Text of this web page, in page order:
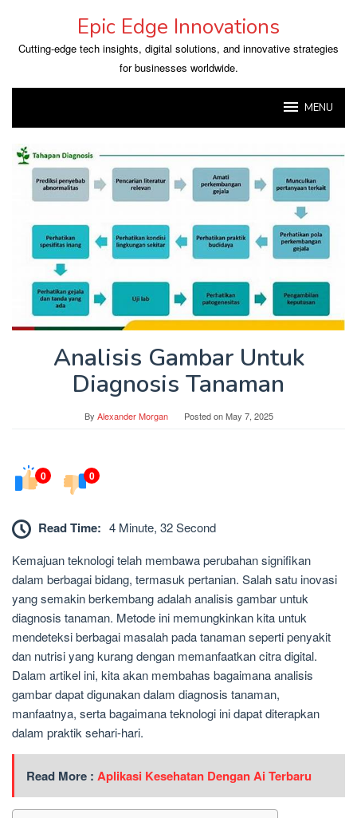
content
Epic Edge Innovations
Cutting-edge tech insights, digital solutions, and innovative strategies
for businesses worldwide.
MENU
Analisis Gambar Untuk
Diagnosis Tanaman
By Alexander Morgan Posted onMay 7, 2025
0 0
Read Time: 4 Minute, 32 Second
Kemajuan teknologi telah membawa perubahan signifikan
dalam berbagai bidang, termasuk pertanian. Salah satu inovasi
yang semakin berkembang adalah analisis gambar untuk
diagnosis tanaman. Metode ini memungkinkan kita untuk
mendeteksi berbagai masalah pada tanaman seperti penyakit
dan nutrisi yang kurang dengan memanfaatkan citra digital.
Dalam artikel ini, kita akan membahas bagaimana analisis
gambar dapat digunakan dalam diagnosis tanaman,
manfaatnya, serta bagaimana teknologi ini dapat diterapkan
dalam praktik sehari-hari.
Read More : Aplikasi Kesehatan Dengan Ai Terbaru